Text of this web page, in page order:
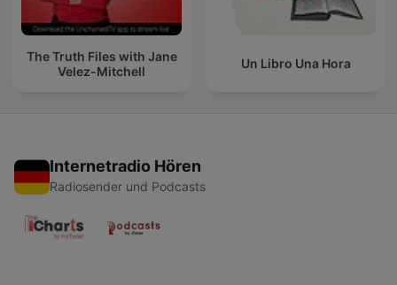
The Truth Files with Jane
Velez-Mitchell
Un Libro Una Hora
Internetradio Hören
Radiosender und Podcasts